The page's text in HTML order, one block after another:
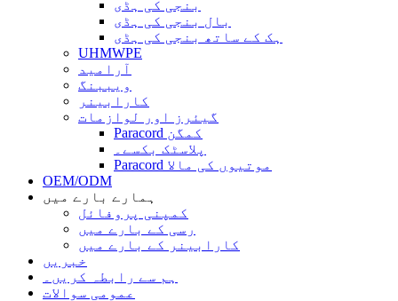
بنجی کی ہڈی
بال بنجی کی ہڈی
ہک کے ساتھ بنجی کی ہڈی
UHMWPE
آرامید
ویببنگ
کارابینر
گیئرز اور لوازمات
Paracord کمگن
پلاسٹک بکسے۔
Paracord موتیوں کی مالا
OEM/ODM
ہمارے بارے میں
کمپنی پروفائل
رسی کے بارے میں
کارابینر کے بارے میں
خبریں
ہم سے رابطہ کریں۔
عمومی سوالات